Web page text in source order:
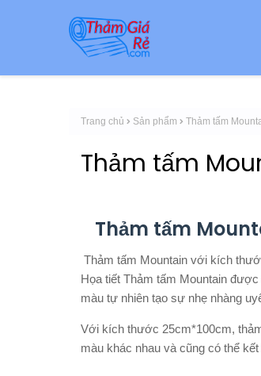
Trang chủ Sản phẩm Thảm tấm
Thảm tấm
Thảm tấm
Thảm tấm Mountain với kích
Họa tiết Thảm tấm Mountain
màu tự nhiên tạo sự nhẹ nhàng
Với kích thước 25cm*100cm,
màu khác nhau và cũng có thể